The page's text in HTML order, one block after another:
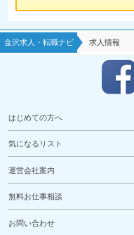
金沢求人・転職ナビ 求人情報
はじめての方へ
気になるリスト
運営会社案内
無料お仕事相談
お問い合わせ